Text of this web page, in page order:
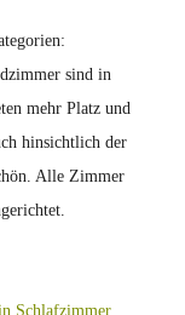
sind in
mehr Platz und
hinsichtlich der
Alle Zimmer
Schlafzimmer